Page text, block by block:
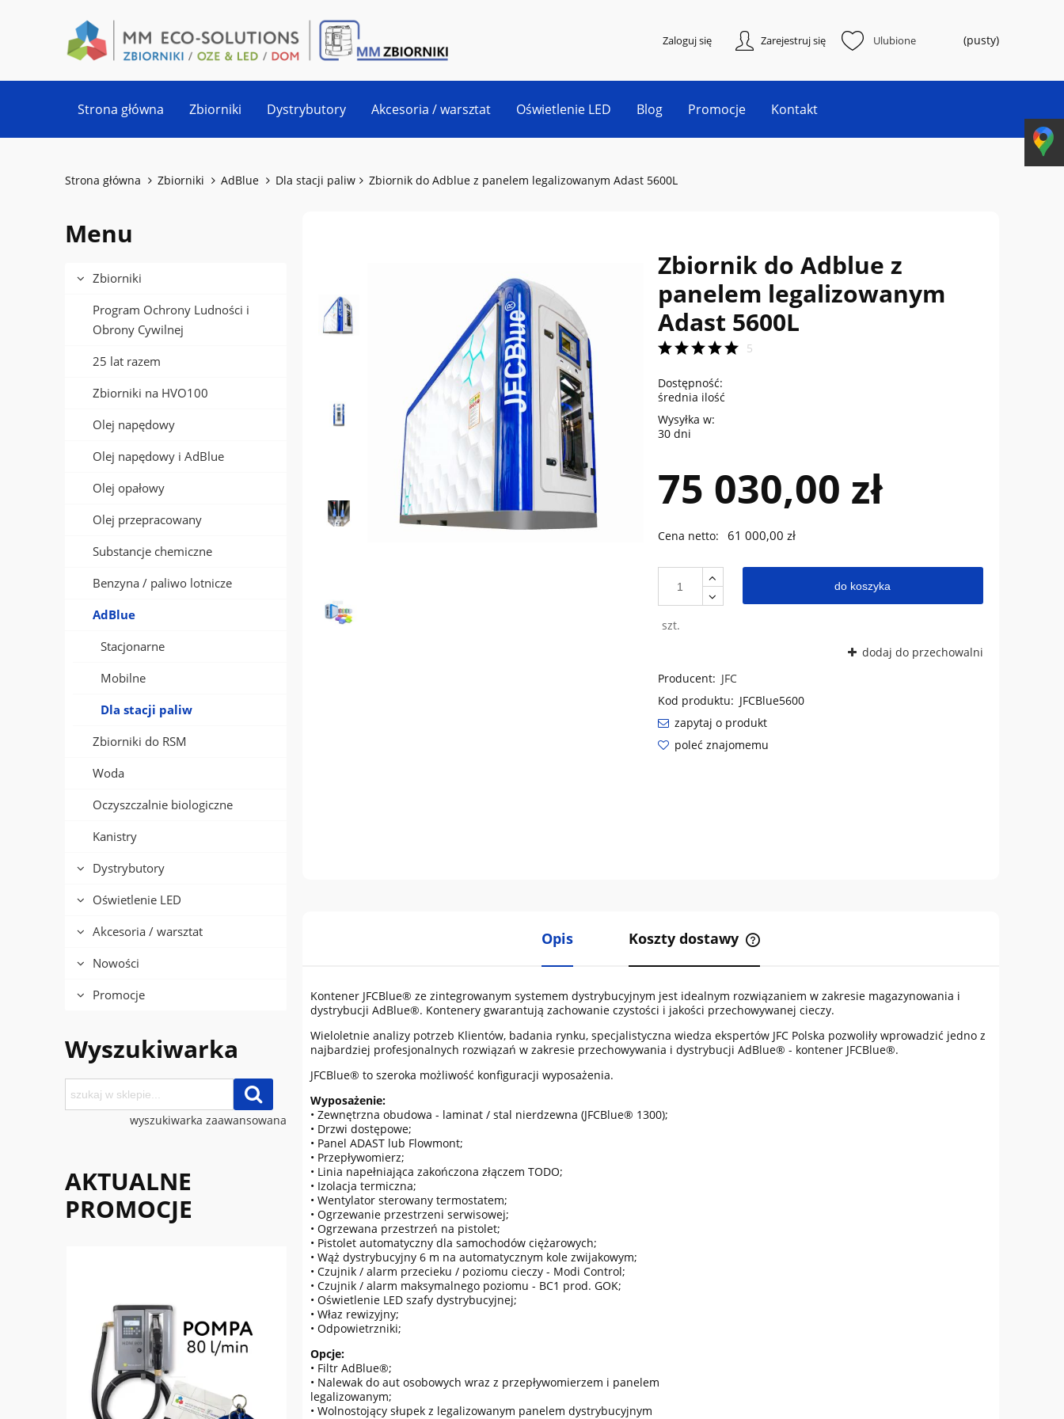
Zarejestruj się
Zaloguj się Ulubione (pusty)
Strona główna Zbiorniki Dystrybutory Akcesoria / warsztat Oświetlenie LED Blog Promocje Kontakt
Strona główna Zbiorniki AdBlue Dla stacji paliw Zbiornik do Adblue z panelem legalizowanym Adast 5600L
Menu
Zbiorniki
Program Ochrony Ludności i
Obrony Cywilnej
25 lat razem
Zbiorniki na HVO100
Olej napędowy
Olej napędowy i AdBlue
Olej opałowy
Olej przepracowany
Substancje chemiczne
Benzyna / paliwo lotnicze
AdBlue
Stacjonarne
Mobilne
Dla stacji paliw
Zbiorniki do RSM
Woda
Oczyszczalnie biologiczne
Kanistry
Dystrybutory
Oświetlenie LED
Akcesoria / warsztat
Nowości
Promocje
Wyszukiwarka
wyszukiwarka zaawansowana
AKTUALNE
PROMOCJE
Zbiornik do Adblue z
panelem legalizowanym
Adast 5600L
5
Dostępność:
średnia ilość
Wysyłka w:
30 dni
75 030,00 zł
Cena netto: 61 000,00 zł
szt.
do koszyka
dodaj do przechowalni
Producent: JFC
Kod produktu: JFCBlue5600
zapytaj o produkt
poleć znajomemu
Opis Koszty dostawy
kosztów płatności
Kontener JFCBlue® ze zintegrowanym systemem dystrybucyjnym jest idealnym rozwiązaniem w zakresie magazynowania i
dystrybucji AdBlue®. Kontenery gwarantują zachowanie czystości i jakości przechowywanej cieczy.
Wieloletnie analizy potrzeb Klientów, badania rynku, specjalistyczna wiedza ekspertów JFC Polska pozwoliły wprowadzić jedno z
najbardziej profesjonalnych rozwiązań w zakresie przechowywania i dystrybucji AdBlue® - kontener JFCBlue®.
JFCBlue® to szeroka możliwość konfiguracji wyposażenia.
Wyposażenie:
• Zewnętrzna obudowa - laminat / stal nierdzewna (JFCBlue® 1300);
• Drzwi dostępowe;
• Panel ADAST lub Flowmont;
• Przepływomierz;
• Linia napełniająca zakończona złączem TODO;
• Izolacja termiczna;
• Wentylator sterowany termostatem;
• Ogrzewanie przestrzeni serwisowej;
• Ogrzewana przestrzeń na pistolet;
• Pistolet automatyczny dla samochodów ciężarowych;
• Wąż dystrybucyjny 6 m na automatycznym kole zwijakowym;
• Czujnik / alarm przecieku / poziomu cieczy - Modi Control;
• Czujnik / alarm maksymalnego poziomu - BC1 prod. GOK;
• Oświetlenie LED szafy dystrybucyjnej;
• Właz rewizyjny;
• Odpowietrzniki;
Opcje:
• Filtr AdBlue®;
• Nalewak do aut osobowych wraz z przepływomierzem i panelem
legalizowanym;
• Wolnostojący słupek z legalizowanym panelem dystrybucyjnym